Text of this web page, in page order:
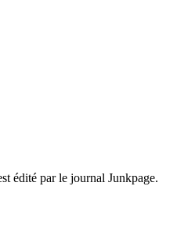
édité par le journal Junkpage.